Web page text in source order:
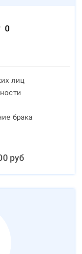
0
лиц
брака
руб